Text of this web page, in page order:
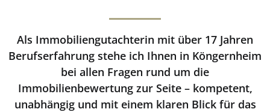
Als Immobiliengutachterin mit über 17 Jahren
Berufserfahrung stehe ich Ihnen in Köngernheim
bei allen Fragen rund um die
Immobilienbewertung zur Seite – kompetent,
unabhängig und mit einem klaren Blick für das